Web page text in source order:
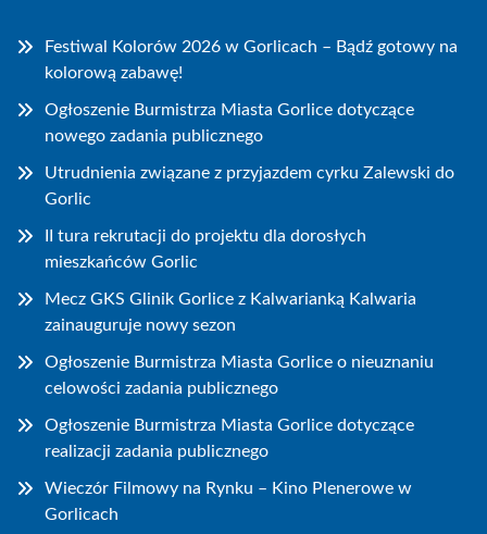
Festiwal Kolorów 2026 w Gorlicach – Bądź gotowy na
kolorową zabawę!
Ogłoszenie Burmistrza Miasta Gorlice dotyczące
nowego zadania publicznego
Utrudnienia związane z przyjazdem cyrku Zalewski do
Gorlic
II tura rekrutacji do projektu dla dorosłych
mieszkańców Gorlic
Mecz GKS Glinik Gorlice z Kalwarianką Kalwaria
zainauguruje nowy sezon
Ogłoszenie Burmistrza Miasta Gorlice o nieuznaniu
celowości zadania publicznego
Ogłoszenie Burmistrza Miasta Gorlice dotyczące
realizacji zadania publicznego
Wieczór Filmowy na Rynku – Kino Plenerowe w
Gorlicach